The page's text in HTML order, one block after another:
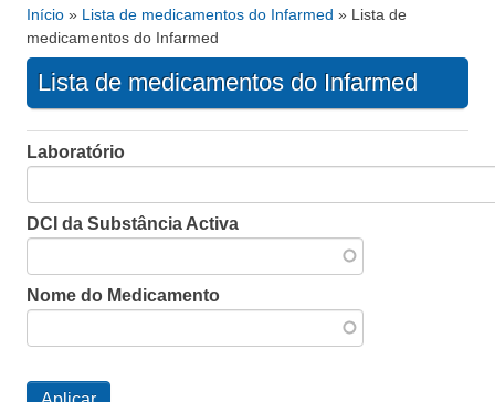
Está aqui
Início » Lista de medicamentos do Infarmed » Lista de
medicamentos do Infarmed
Lista de medicamentos do Infarmed
Laboratório
DCI da Substância Activa
Nome do Medicamento